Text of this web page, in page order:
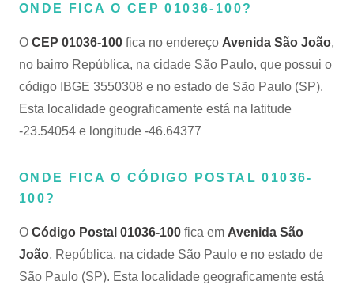
ONDE FICA O CEP 01036-100?
O CEP 01036-100 fica no endereço Avenida São João,
no bairro República, na cidade São Paulo, que possui o
código IBGE 3550308 e no estado de São Paulo (SP).
Esta localidade geograficamente está na latitude
-23.54054 e longitude -46.64377
ONDE FICA O CÓDIGO POSTAL 01036-
100?
O Código Postal 01036-100 fica em Avenida São
João, República, na cidade São Paulo e no estado de
São Paulo (SP). Esta localidade geograficamente está